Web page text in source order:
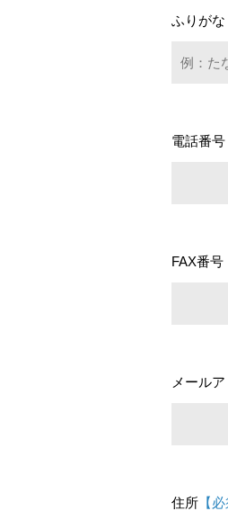
ふりがな
電話番号
FAX番号
メール
住所 【必